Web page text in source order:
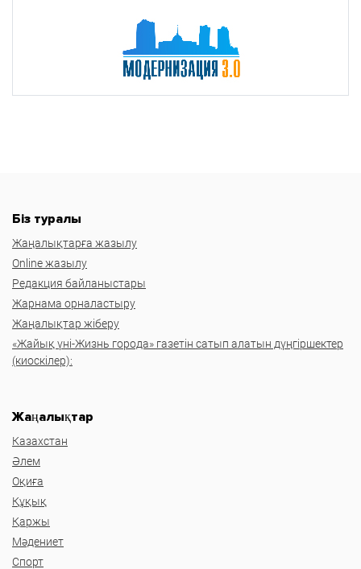
Біз туралы
Жаңалықтарға жазылу
Online жазылу
Редакция байланыстары
Жарнама орналастыру
Жаңалықтар жіберу
«Жайық үні-Жизнь города» газетін сатып алатын дүңгіршектер
(киоскілер):
Жаңалықтар
Казахстан
Әлем
Оқиға
Құқық
Қаржы
Мәдениет
Спорт